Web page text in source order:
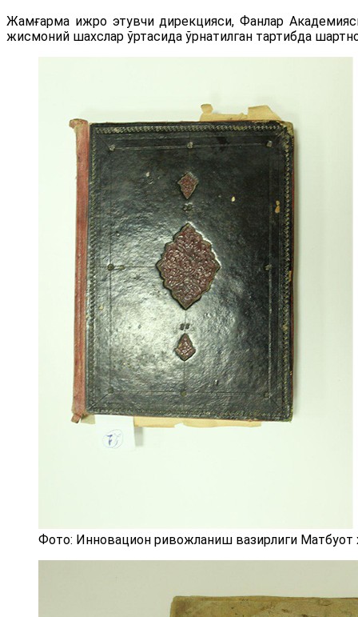
Жамғарма ижро этувчи дирекцияси, Фанлар
жисмоний шахслар ўртасида ўрнатилган тартибда
Фото: Инновацион ривожланиш вазирлиги Матбуот